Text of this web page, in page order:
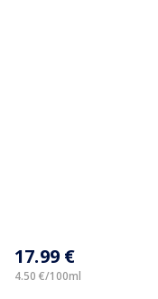
17.99 €
4.50 €/100ml